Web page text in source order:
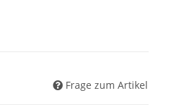
Frage zum Artikel